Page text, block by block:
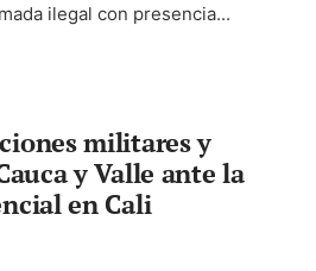
ilegal con presencia...
militares y
y Valle ante la
en Cali